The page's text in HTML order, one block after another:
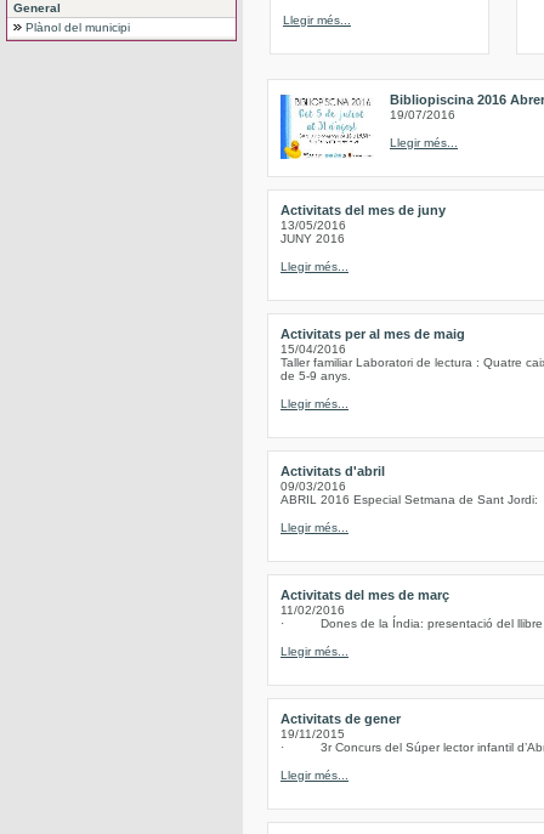
General
Plànol del municipi
Llegir més...
Bibliopiscina 2016
19/07/2016
Llegir més...
Activitats del mes de juny
13/05/2016
JUNY 2016
Llegir més...
Activitats per al mes de maig
15/04/2016
Taller familiar Laboratori de lectura : Quatre
de 5-9 anys.
Llegir més...
Activitats d'abril
09/03/2016
ABRIL 2016 Especial Setmana de Sant Jordi:
Llegir més...
Activitats del mes de març
11/02/2016
· Dones de la Índia: presentació del llibre
Llegir més...
Activitats de gener
19/11/2015
· 3r Concurs del Súper lector infantil
Llegir més...